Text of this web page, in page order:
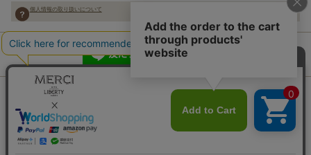
個人情報の取り扱いについて
Copyright (C) Merci Co.,Ltd. ALL rights reserved.